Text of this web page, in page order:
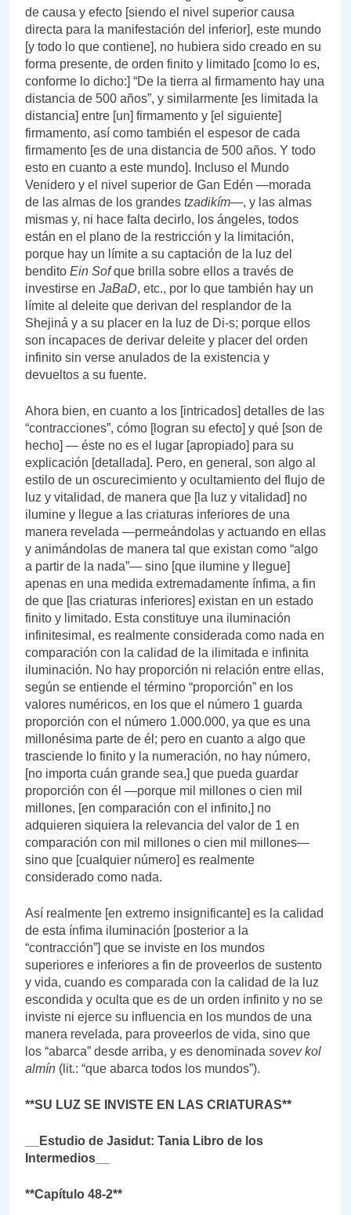
de causa y efecto [siendo el nivel superior causa
directa para la manifestación del inferior], este mundo
[y todo lo que contiene], no hubiera sido creado en su
forma presente, de orden finito y limitado [como lo es,
conforme lo dicho:] “De la tierra al firmamento hay una
distancia de 500 años”, y similarmente [es limitada la
distancia] entre [un] firmamento y [el siguiente]
firmamento, así como también el espesor de cada
firmamento [es de una distancia de 500 años. Y todo
esto en cuanto a este mundo]. Incluso el Mundo
Venidero y el nivel superior de Gan Edén —morada
de las almas de los grandes tzadikím—, y las almas
mismas y, ni hace falta decirlo, los ángeles, todos
están en el plano de la restricción y la limitación,
porque hay un límite a su captación de la luz del
bendito Ein Sofque brilla sobre ellos a través de
investirse en JaBaD, etc., por lo que también hay un
límite al deleite que derivan del resplandor de la
Shejiná y a su placer en la luz de Di-s; porque ellos
son incapaces de derivar deleite y placer del orden
infinito sin verse anulados de la existencia y
devueltos a su fuente.
Ahora bien, en cuanto a los [intricados] detalles de las
“contracciones”, cómo [logran su efecto] y qué [son de
hecho] — éste no es el lugar [apropiado] para su
explicación [detallada]. Pero, en general, son algo al
estilo de un oscurecimiento y ocultamiento del flujo de
luz y vitalidad, de manera que [la luz y vitalidad] no
ilumine y llegue a las criaturas inferiores de una
manera revelada —permeándolas y actuando en ellas
y animándolas de manera tal que existan como “algo
a partir de la nada”— sino [que ilumine y llegue]
apenas en una medida extremadamente ínfima, a fin
de que [las criaturas inferiores] existan en un estado
finito y limitado. Esta constituye una iluminación
infinitesimal, es realmente considerada como nada en
comparación con la calidad de la ilimitada e infinita
iluminación. No hay proporción ni relación entre ellas,
según se entiende el término “proporción” en los
valores numéricos, en los que el número 1 guarda
proporción con el número 1.000.000, ya que es una
millonésima parte de él; pero en cuanto a algo que
trasciende lo finito y la numeración, no hay número,
[no importa cuán grande sea,] que pueda guardar
proporción con él —porque mil millones o cien mil
millones, [en comparación con el infinito,] no
adquieren siquiera la relevancia del valor de 1 en
comparación con mil millones o cien mil millones—
sino que [cualquier número] es realmente
considerado como nada.
Así realmente [en extremo insignificante] es la calidad
de esta ínfima iluminación [posterior a la
“contracción”] que se inviste en los mundos
superiores e inferiores a fin de proveerlos de sustento
y vida, cuando es comparada con la calidad de la luz
escondida y oculta que es de un orden infinito y no se
inviste ni ejerce su influencia en los mundos de una
manera revelada, para proveerlos de vida, sino que
los “abarca” desde arriba, y es denominada sovev kol
almín (lit.: “que abarca todos los mundos”).
**SU LUZ SE INVISTE EN LAS CRIATURAS**
__Estudio de Jasidut: Tania Libro de los
Intermedios__
**Capítulo 48-2**